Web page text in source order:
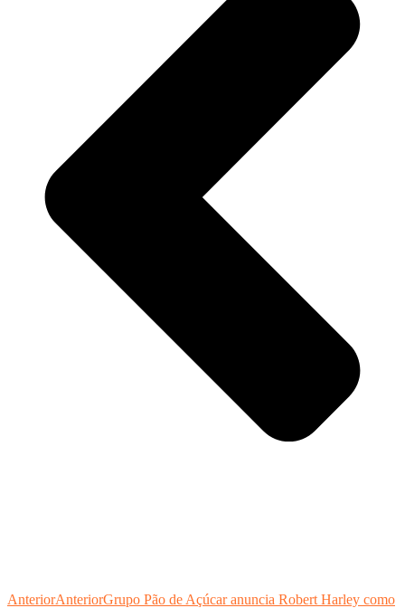
AnteriorAnteriorGrupo Pão de Açúcar anuncia Robert Harley como